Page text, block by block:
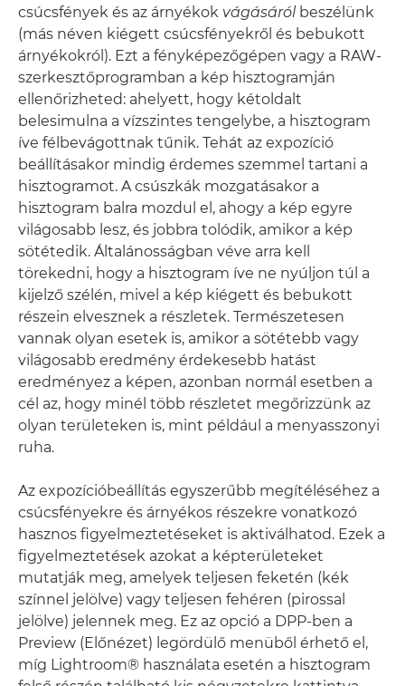
csúcsfények és az árnyékok vágásárólbeszélünk
(más néven kiégett csúcsfényekről és bebukott
árnyékokról). Ezt a fényképezőgépen vagy a RAW-
szerkesztőprogramban a kép hisztogramján
ellenőrizheted: ahelyett, hogy kétoldalt
belesimulna a vízszintes tengelybe, a hisztogram
íve félbevágottnak tűnik. Tehát az expozíció
beállításakor mindig érdemes szemmel tartani a
hisztogramot. A csúszkák mozgatásakor a
hisztogram balra mozdul el, ahogy a kép egyre
világosabb lesz, és jobbra tolódik, amikor a kép
sötétedik. Általánosságban véve arra kell
törekedni, hogy a hisztogram íve ne nyúljon túl a
kijelző szélén, mivel a kép kiégett és bebukott
részein elvesznek a részletek. Természetesen
vannak olyan esetek is, amikor a sötétebb vagy
világosabb eredmény érdekesebb hatást
eredményez a képen, azonban normál esetben a
cél az, hogy minél több részletet megőrizzünk az
olyan területeken is, mint például a menyasszonyi
ruha.
Az expozícióbeállítás egyszerűbb megítéléséhez a
csúcsfényekre és árnyékos részekre vonatkozó
hasznos figyelmeztetéseket is aktiválhatod. Ezek a
figyelmeztetések azokat a képterületeket
mutatják meg, amelyek teljesen feketén (kék
színnel jelölve) vagy teljesen fehéren (pirossal
jelölve) jelennek meg. Ez az opció a DPP-ben a
Preview (Előnézet) legördülő menüből érhető el,
míg Lightroom® használata esetén a hisztogram